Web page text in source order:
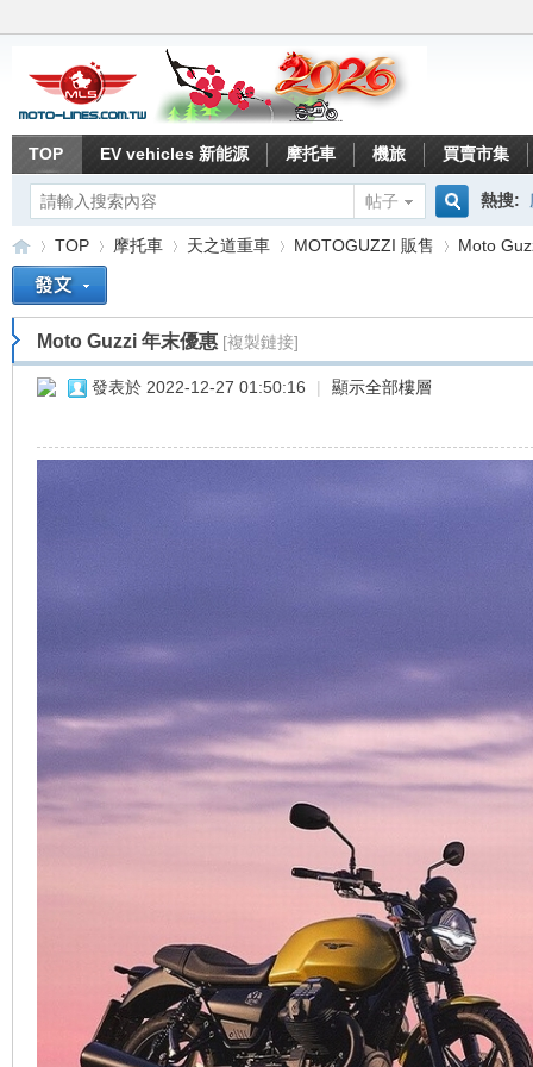
TOP EV vehicles 新能源 摩托車 機旅 買賣市集
帖子
搜
熱搜:
重 »
TOP
›
摩托車
›
天之道重車
›
MOTOGUZZI 販售 Moto
Moto Guzzi 年末優惠 [複製鏈接]
發表於 2022-12-27 01:50:16 | 顯示全部樓層